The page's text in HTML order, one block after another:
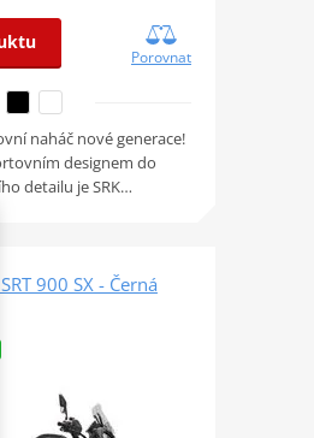
Porovnat
naháč nové generace!
designem do
detailu je SRK…
900 SX - Černá